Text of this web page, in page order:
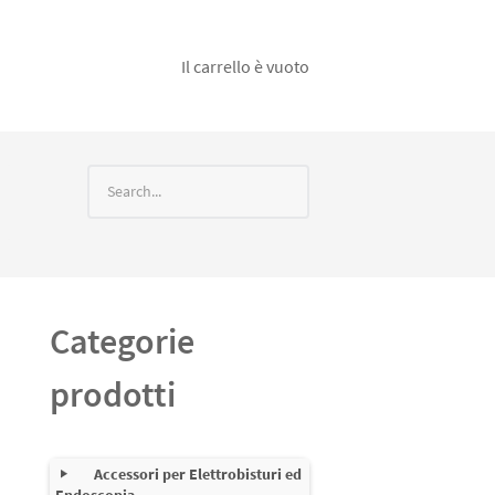
Il carrello è vuoto
Categorie
prodotti
Accessori per Elettrobisturi ed